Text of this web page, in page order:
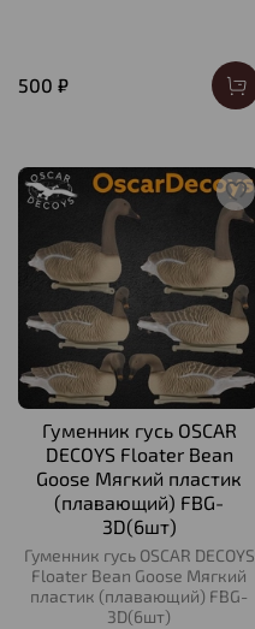
500 ₽
Гуменник гусь OSCAR
DECOYS Floater Bean
Goose Мягкий пластик
(плавающий) FBG-
3D(6шт)
Гуменник гусь OSCAR DECOYS
Floater Bean Goose Мягкий
пластик (плавающий) FBG-
3D(6шт)